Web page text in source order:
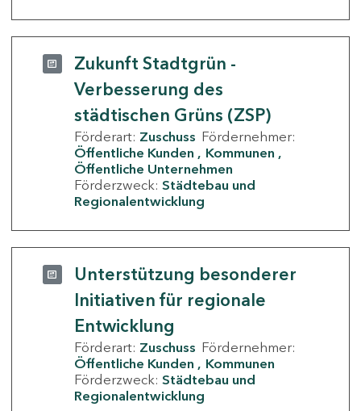
Zukunft Stadtgrün -
Verbesserung des
städtischen Grüns (ZSP)
Förderart: Zuschuss Fördernehmer:
Öffentliche Kunden
Kommunen
Öffentliche Unternehmen
Förderzweck: Städtebau und
Regionalentwicklung
Unterstützung besonderer
Initiativen für regionale
Entwicklung
Förderart: Zuschuss Fördernehmer:
Öffentliche Kunden
Kommunen
Förderzweck: Städtebau und
Regionalentwicklung